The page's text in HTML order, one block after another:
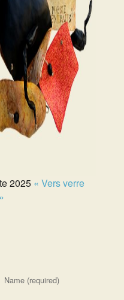
2025 « Vers verre
Name (required)